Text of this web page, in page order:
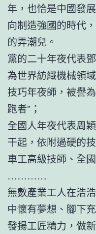
年，也恰是中國發
向制造強國的時代
的弄潮兒。
黨的二十年夜代表
為世界紡織機械領
技巧年夜師，被譽
跑者”；
全國人年夜代表周
干起，依附過硬的
車工高級技師、全
…………
無數產業工人在浩
中懷有夢想、腳下
發揚工匠精力，做